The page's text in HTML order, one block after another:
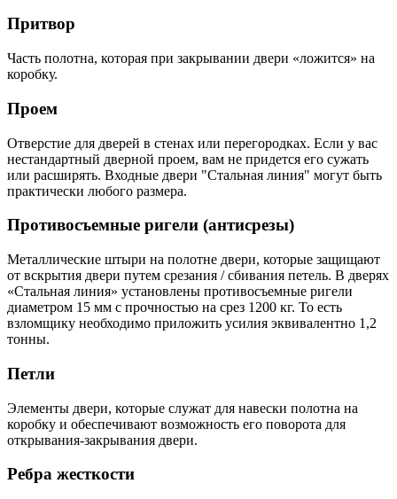
Притвор
Часть полотна, которая при закрывании двери «ложится» на
коробку.
Проем
Отверстие для дверей в стенах или перегородках. Если у вас
нестандартный дверной проем, вам не придется его сужать
или расширять. Входные двери "Стальная линия" могут быть
практически любого размера.
Противосъемные ригели (антисрезы)
Металлические штыри на полотне двери, которые защищают
от вскрытия двери путем срезания / сбивания петель. В дверях
«Стальная линия» установлены противосъемные ригели
диаметром 15 мм с прочностью на срез 1200 кг. То есть
взломщику необходимо приложить усилия эквивалентно 1,2
тонны.
Петли
Элементы двери, которые служат для навески полотна на
коробку и обеспечивают возможность его поворота для
открывания-закрывания двери.
Ребра жесткости